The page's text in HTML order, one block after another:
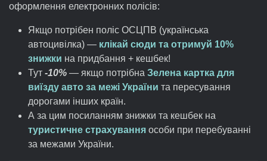
оформлення електронних полісів:
Якщо потрібен поліс ОСЦПВ (українська
автоцивілка) — клікай сюди та отримуй 10%
знижки на придбання + кешбек!
Тут -10% — якщо потрібна Зелена картка для
виїзду авто за межі України та пересування
дорогами інших країн.
А за цим посиланням знижки та кешбек на
туристичне страхування особи при перебуванні
за межами України.